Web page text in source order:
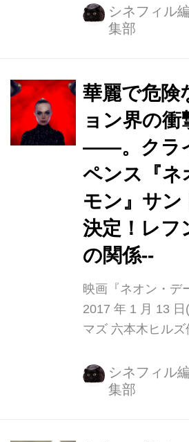
悪夢を描いた本作
り、N.W.レフン監
て衣装協力し、こ
だわり抜いた、映
ン』のファッショ
この度、劇中カッ
なく紹介。 主人公
ファニング）が首
ァに横たわってい
いる青いドレスは
マーニの衣装。赤
シネフィル
集部
華麗で危険
ョン界の衝
――。クラ
ペンス『ネ
モン』サン
決定！レフ
の関係--
映画『ネオン・デ
2017 年 1 月 13
マズ 六本木ヒル
した『ドライヴ』
の最新作にカンヌ
シネフィル
集部